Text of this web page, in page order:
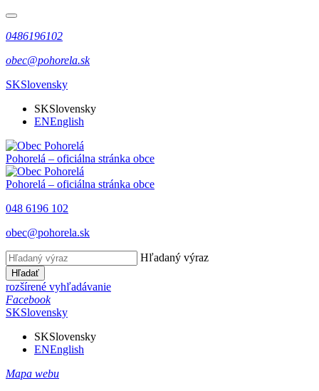
0486196102
obec@pohorela.sk
SKSlovensky
SKSlovensky
ENEnglish
Pohorelá – oficiálna stránka obce
Pohorelá – oficiálna stránka obce
048 6196 102
obec@pohorela.sk
Hľadaný výraz
Hľadať
rozšírené vyhľadávanie
Facebook
SKSlovensky
SKSlovensky
ENEnglish
Mapa webu